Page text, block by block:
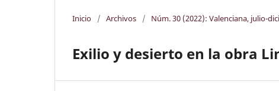
Inicio / Archivos / Núm. 30 (2022): Valenciana, julio-
Exilio y desierto en la obra